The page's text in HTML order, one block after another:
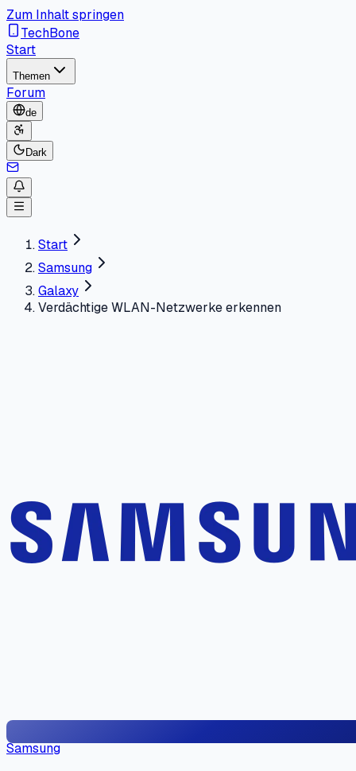
Zum Inhalt springen
TechBone
Start
Themen
Forum
de
Dark
Start
Samsung
Galaxy
Verdächtige WLAN-Netzwerke erkennen
Samsung